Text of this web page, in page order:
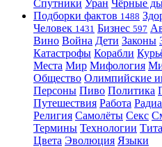
Спутники Уран Чёрные
Подборки фактов 1488
Человек 1431 Бизнес 597
Вино Война Дети Законы
Катастрофы Корабли
Места Мир Мифология
Общество Олимпийские
Персоны Пиво Политика
Путешествия Работа
Религия Самолёты Секс
Термины Технологии
Цвета Эволюция Языки